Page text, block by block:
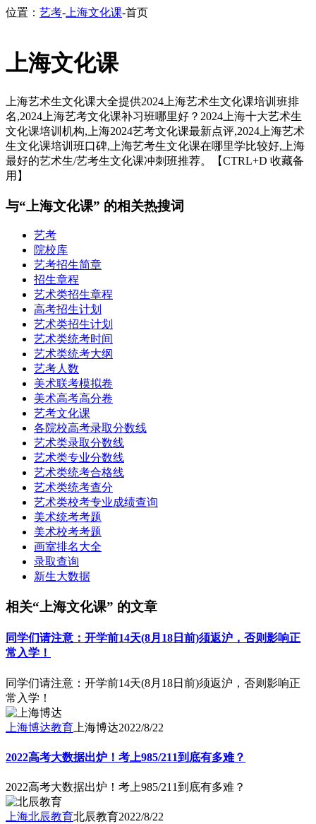
位置： 艺考- 上海文化课-首页
上海文化课
上海艺术生文化课大全提供2024上海艺术生文化课培训班排
名,2024上海艺考文化课补习班哪里好？2024上海十大艺术生
文化课培训机构,上海2024艺考文化课最新点评,2024上海艺术
生文化课培训班口碑,上海艺考生文化课在哪里学比较好,上海
最好的艺术生/艺考生文化课冲刺班推荐。【CTRL+D 收藏备
用】
与“上海文化课” 的相关热搜词
艺考
院校库
艺考招生简章
招生章程
艺术类招生章程
高考招生计划
艺术类招生计划
艺术类统考时间
艺术类统考大纲
艺考人数
美术联考模拟卷
美术高考高分卷
艺考文化课
各院校高考录取分数线
艺术类录取分数线
艺术类专业分数线
艺术类统考合格线
艺术类统考查分
艺术类校考专业成绩查询
美术统考考题
美术校考考题
画室排名大全
录取查询
新生大数据
相关“上海文化课” 的文章
同学们请注意：开学前14天(8月18日前)须返沪，否则影响正
常入学！
同学们请注意：开学前14天(8月18日前)须返沪，否则影响正
常入学！
上海博达教育 上海博达2022/8/22
2022高考大数据出炉！考上985/211到底有多难？
2022高考大数据出炉！考上985/211到底有多难？
上海北辰教育北辰教育2022/8/22